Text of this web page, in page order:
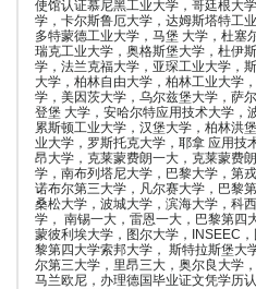
使馆认证慕尼黑工业大学，哥廷根大
学，卡尔斯鲁厄大学，达姆斯塔特工
多特蒙德工业大学，马堡 大学，杜塞
瑞克工业大学，奥格斯堡大学，杜伊
学，法兰克福大学，亚琛工业大学，
大学，柏林自由大学，柏林工业大学
学，美因茨大学，乌尔兹堡大学，萨
登堡 大学，安哈尔特应用技术大学，
累斯顿工业大学，汉堡大学，柏林洪
业大学，罗斯托克大学，耶拿 应用技
昂大学，克莱蒙费朗一大，克莱蒙费
学，南布列塔尼大学，巴黎大学，第
诺布尔第三大学，凡尔赛大学，巴黎
桑松大学，波城大学，滨海大学，科
学， 南锡一大，雷恩一大，巴黎第四
蒙彼利埃大学，图尔大学，INSEEC
黎第四大学索邦大学， 斯特拉斯堡大
尔第三大学，里昂三大，奥尔良大学
马兰欧尼，办理德国毕业证文凭学历